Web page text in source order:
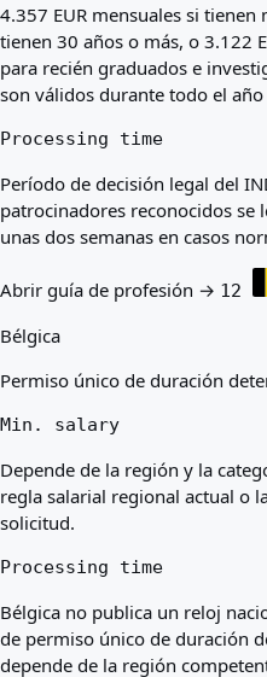
4.357 EUR mensuales si tienen
tienen 30 años o más, o 3.122
para recién graduados e
son válidos durante todo el
Processing time
Período de decisión legal del
patrocinadores reconocidos se
unas dos semanas en casos
Abrir guía de profesión → 12
Bélgica
Permiso único de duración
Min. salary
Depende de la región y la
regla salarial regional actual o
solicitud.
Processing time
Bélgica no publica un reloj
de permiso único de duración
depende de la región